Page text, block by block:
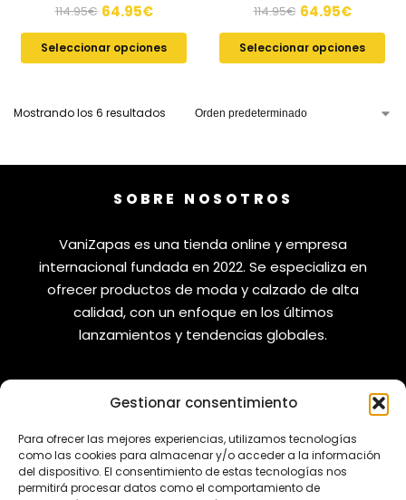
Gestionar consentimiento
Para ofrecer las mejores experiencias, utilizamos tecnologías
como las cookies para almacenar y/o acceder a la información
del dispositivo. El consentimiento de estas tecnologías nos
permitirá procesar datos como el comportamiento de
114.95€ 64.95€
Seleccionar opciones
114.95€ 64.95€
Seleccionar opciones
Mostrando los 6 resultados
SOBRE NOSOTROS
VaniZapas es una tienda online y empresa
internacional fundada en 2022. Se especializa en
ofrecer productos de moda y calzado de alta
calidad, con un enfoque en los últimos
lanzamientos y tendencias globales.
Envíos
Aviso Legal